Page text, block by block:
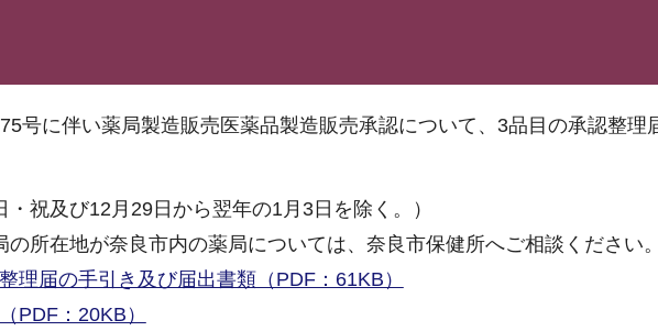
号に伴い薬局製造販売医薬品製造販売承認について、3品目の承認整理
祝及び12月29日から翌年の1月3日を除く。）
所在地が奈良市内の薬局については、奈良市保健所へご相談ください。
理届の手引き及び届出書類（PDF：61KB）
PDF：20KB）